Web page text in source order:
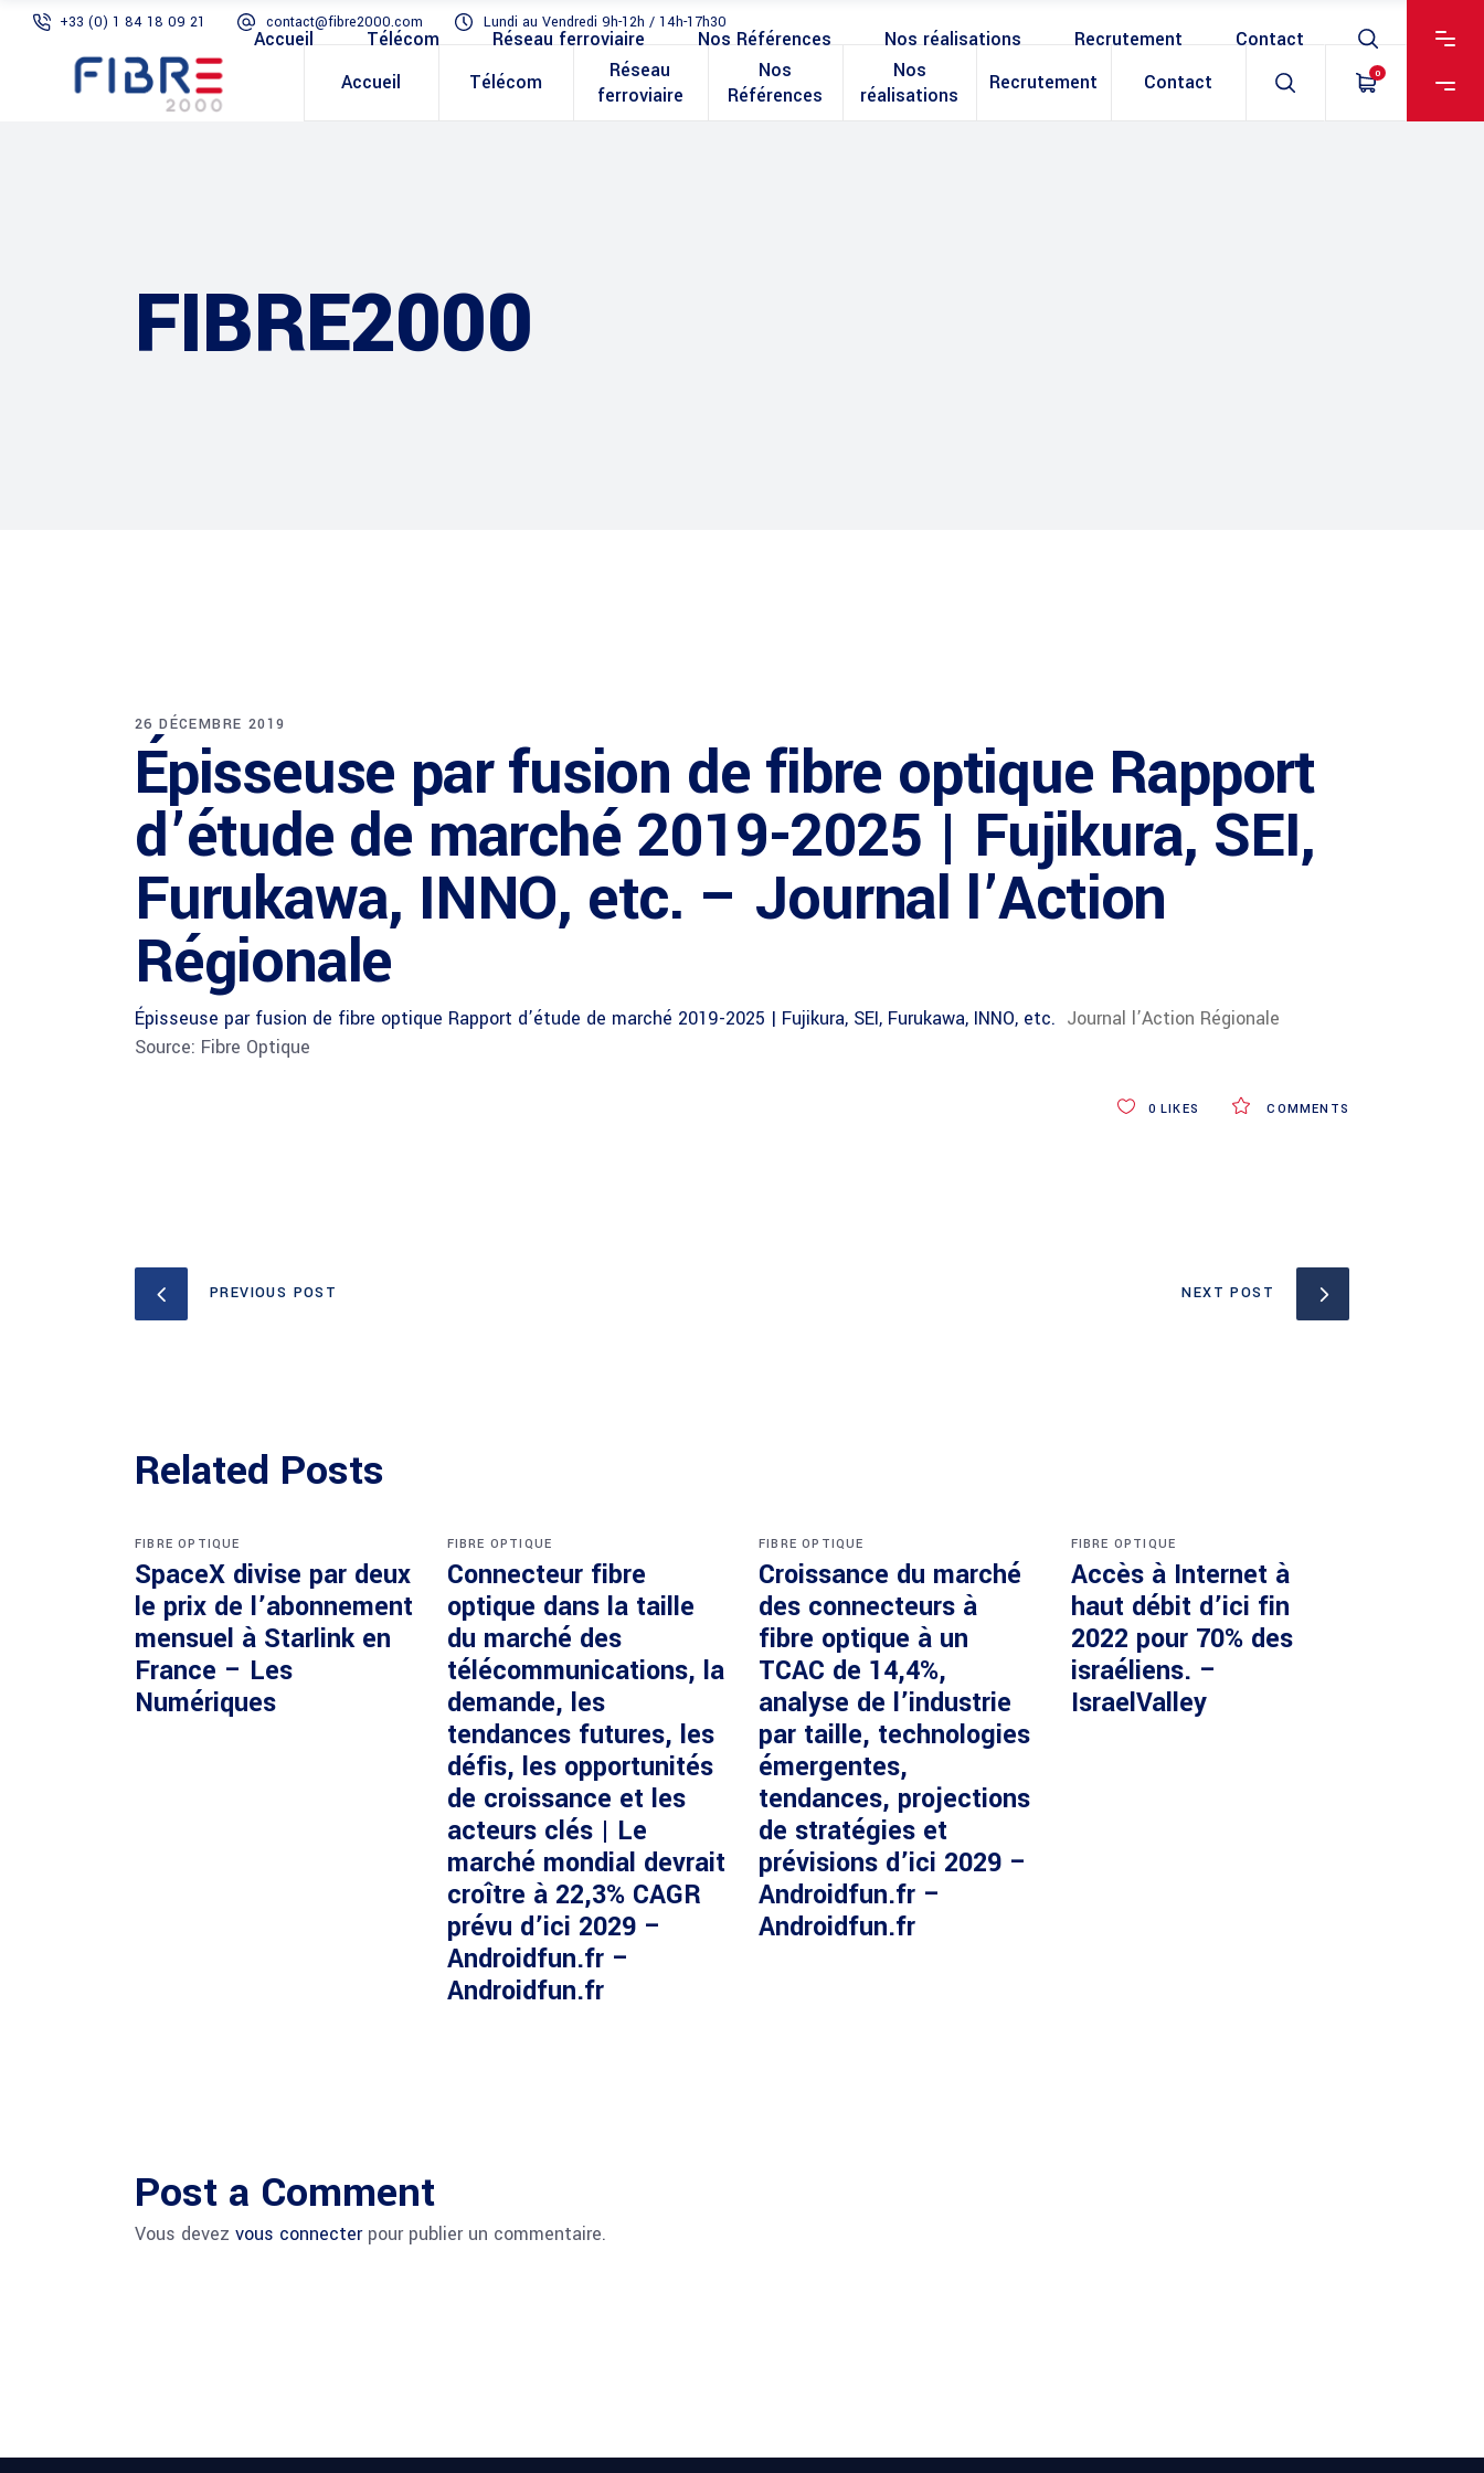
+33 (0) 1 84 18 09 21 contact@fibre2000.com Lundi au Vendredi 9h-12h / 14h-17h30
Accueil Télécom
Réseau
ferroviaire
Nos
Références
Nos
réalisations
Recrutement Contact 0
Accueil Télécom Réseau ferroviaire Nos Références Nos réalisations Recrutement Contact
FIBRE2000
26 DÉCEMBRE 2019
Épisseuse par fusion de fibre optique Rapport
d’étude de marché 2019-2025 | Fujikura, SEI,
Furukawa, INNO, etc. – Journal l’Action
Régionale
Épisseuse par fusion de fibre optique Rapport d’étude de marché 2019-2025 | Fujikura, SEI, Furukawa, INNO, etc. Journal l’Action Régionale
Source: Fibre Optique
COMMENTS
0 LIKES
PREVIOUS POST NEXT POST
Related Posts
FIBRE OPTIQUE
SpaceX divise par deux
le prix de l’abonnement
mensuel à Starlink en
France – Les
Numériques
FIBRE OPTIQUE
Connecteur fibre
optique dans la taille
du marché des
télécommunications, la
demande, les
tendances futures, les
défis, les opportunités
de croissance et les
acteurs clés | Le
marché mondial devrait
croître à 22,3% CAGR
prévu d’ici 2029 –
Androidfun.fr –
Androidfun.fr
FIBRE OPTIQUE
Croissance du marché
des connecteurs à
fibre optique à un
TCAC de 14,4%,
analyse de l’industrie
par taille, technologies
émergentes,
tendances, projections
de stratégies et
prévisions d’ici 2029 –
Androidfun.fr –
Androidfun.fr
FIBRE OPTIQUE
Accès à Internet à
haut débit d’ici fin
2022 pour 70% des
israéliens. –
IsraelValley
Post a Comment
Vous devez vous connecterpour publier un commentaire.